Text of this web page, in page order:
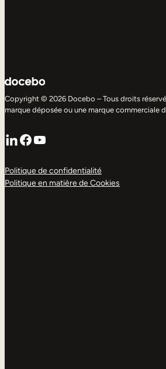
Copyright © 2026 Docebo – Tous droits
marque déposée ou une marque commerciale
LinkedIn
Facebook
YouTube
Politique de confidentialité
Politique en matière de Cookies